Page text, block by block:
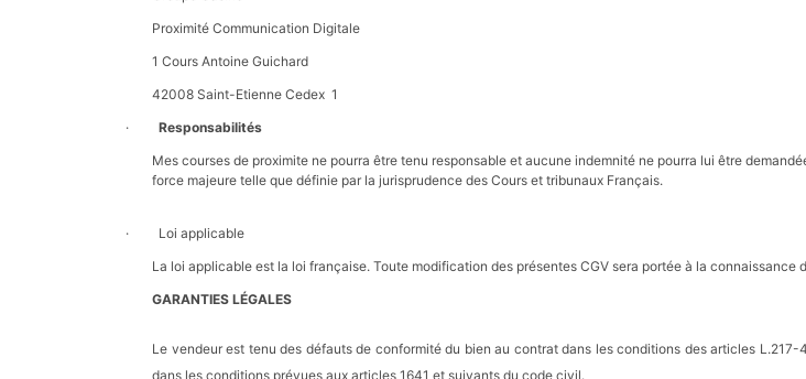
Proximité Communication Digitale
1 Cours Antoine Guichard
42008 Saint-Etienne Cedex 1
· Responsabilités
Mes courses de proximite ne pourra être tenu responsable et aucune indemnité ne pourra lui être
force majeure telle que définie par la jurisprudence des Cours et tribunaux Français.
· Loi applicable
La loi applicable est la loi française. Toute modification des présentes CGV sera portée à la connaissance
GARANTIES LÉGALES
Le vendeur est tenu des défauts de conformité du bien au contrat dans les conditions des articles
dans les conditions prévues aux articles 1641 et suivants du code civil.